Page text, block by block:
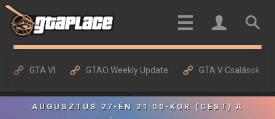
GTA VI GTAO Weekly Update GTA V Csalások
AUGUSZTUS 27-ÉN 21:00-KOR (CEST) A